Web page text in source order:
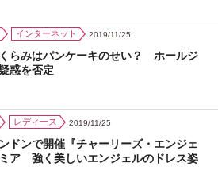
インターネット 2019/11/25
らみはパンケーキのせい？ ホールジ
惑を否定
レディース 2019/11/25
ドンで開催『チャーリーズ・エンジェ
ア 強く美しいエンジェルのドレス姿